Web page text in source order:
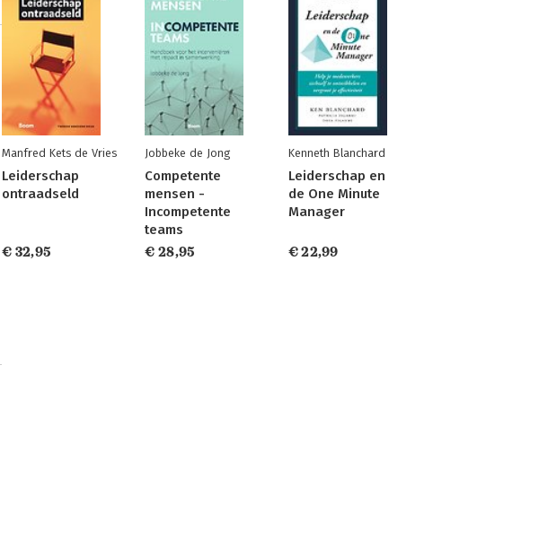
Manfred Kets de Vries
Leiderschap
ontraadseld
€ 32,95
Jobbeke de Jong
Competente
mensen -
Incompetente
teams
€ 28,95
Kenneth Blanchard
Leiderschap en
de One Minute
Manager
€ 22,99